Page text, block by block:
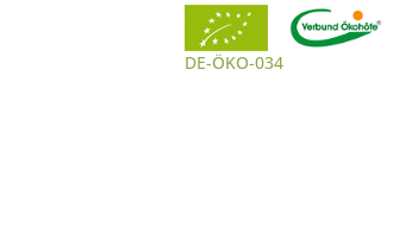
DE-ÖKO-034